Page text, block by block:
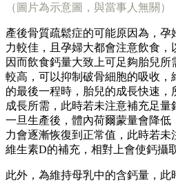
（圖片為示意圖，與當事人無關）
產後骨質疏鬆症的可能原因為，
力較佳，且孕婦大都會注意飲食，
因而飲食鈣量大致上可足夠胎兒
較高，可以抑制破骨細胞的吸收，
的最後一程時，胎兒的成長快速
成長所需，此時若未注意補充足量
一旦生產後，體內荷爾蒙量會降
力會逐漸恢復到正常值，此時若
維生素D的補充，相對上會使鈣攝
此外，為維持母乳中的含鈣量，